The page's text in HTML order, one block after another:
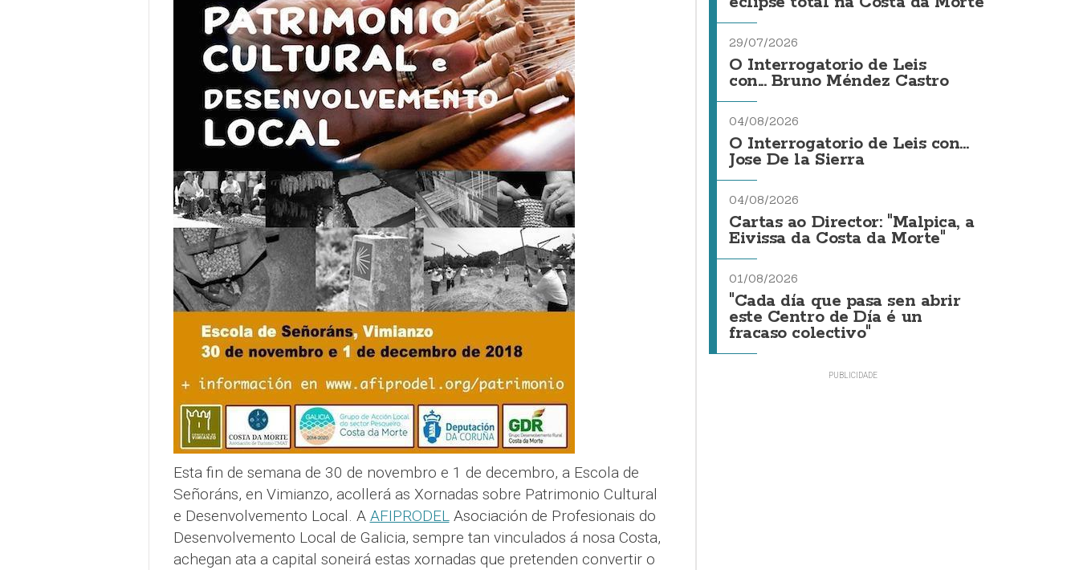
Esta fin de semana de 30 de novembro e 1 de decembro, a Escola de
Señoráns, en Vimianzo, acollerá as Xornadas sobre Patrimonio Cultural
e Desenvolvemento Local. A AFIPRODELAsociación de Profesionais do
Desenvolvemento Local de Galicia, sempre tan vinculados á nosa Costa,
achegan ata a capital soneirá estas xornadas que pretenden convertir o
29/07/2026
O Interrogatorio de Leis
con... Bruno Méndez Castro
04/08/2026
O Interrogatorio de Leis con...
Jose De la Sierra
04/08/2026
Cartas ao Director: "Malpica, a
Eivissa da Costa da Morte"
01/08/2026
"Cada día que pasa sen abrir
este Centro de Día é un
fracaso colectivo"